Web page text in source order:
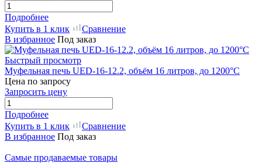
Подробнее
Купить в 1 клик
Сравнение
В избранное Под заказ
Быстрый просмотр
Муфельная печь UED-16-12.2, объём 16 литров, до 1200°C
Цена по запросу
Запросить цену
Подробнее
Купить в 1 клик
Сравнение
В избранное Под заказ
Самые продаваемые товары